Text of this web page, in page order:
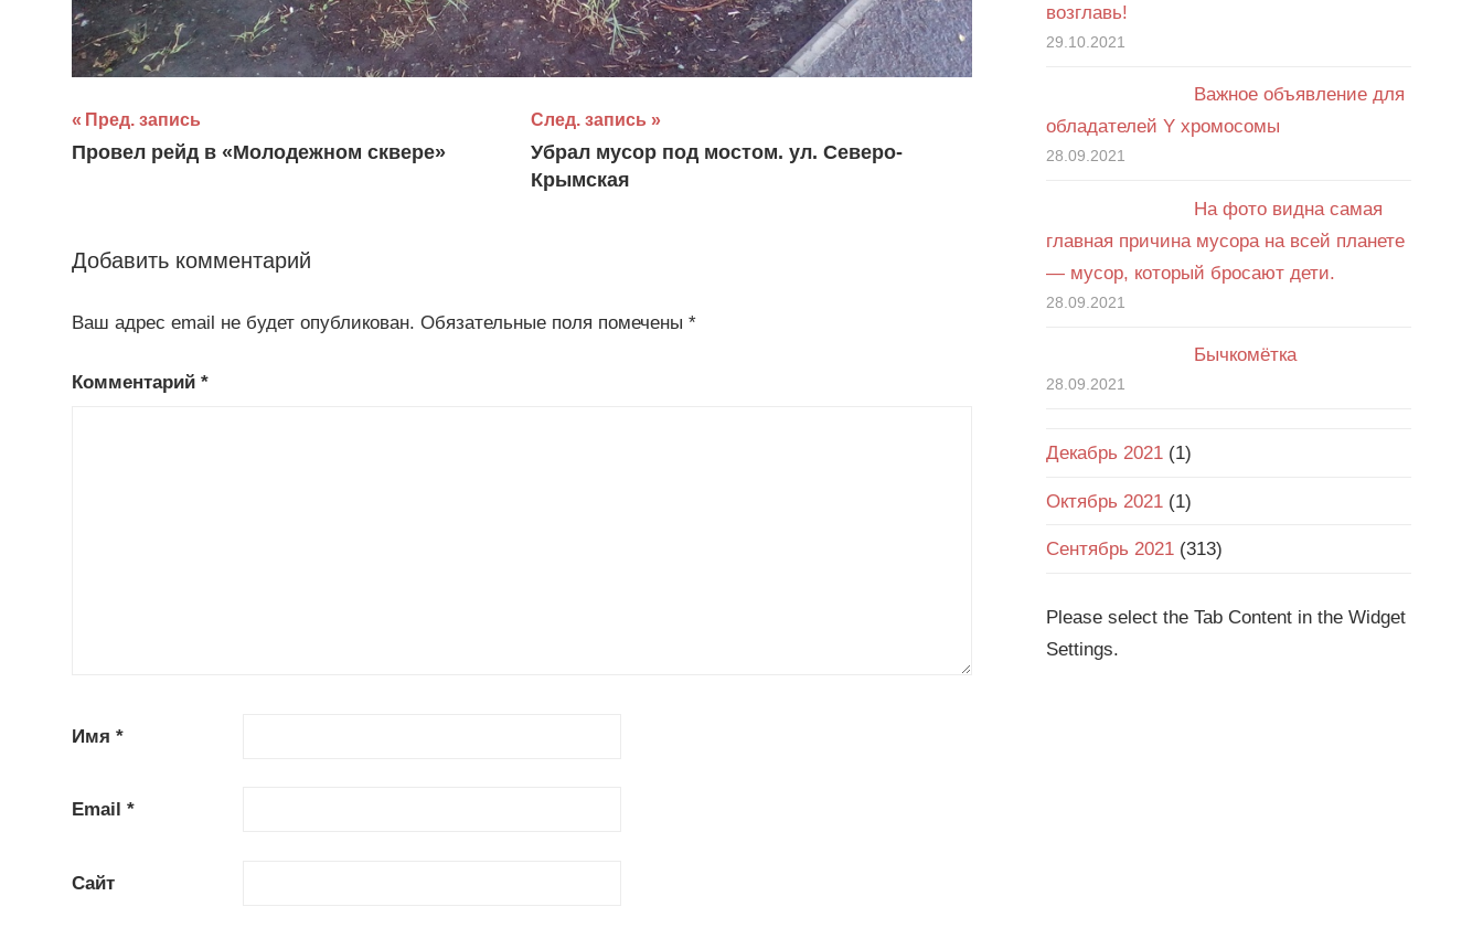
Навигация
по
Пред. запись
Провел рейд в «Молодежном сквере»
След. запись
Убрал мусор под мостом. ул. Северо-
Крымская
Добавить комментарий
Ваш адрес email не будет опубликован. Обязательные поля помечены *
Комментарий *
Имя *
Email *
Сайт
возглавь!
29.10.2021
Важное объявление для
обладателей Y хромосомы
28.09.2021
На фото видна самая
главная причина мусора на всей планете
— мусор, который бросают дети.
28.09.2021
Бычкомётка
28.09.2021
Декабрь 2021 (1)
Октябрь 2021 (1)
Сентябрь 2021 (313)
Please select the Tab Content in the Widget
Settings.